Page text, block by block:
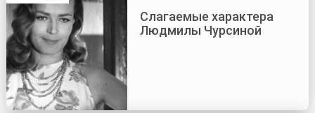
Слагаемые характера
Людмилы Чурсиной